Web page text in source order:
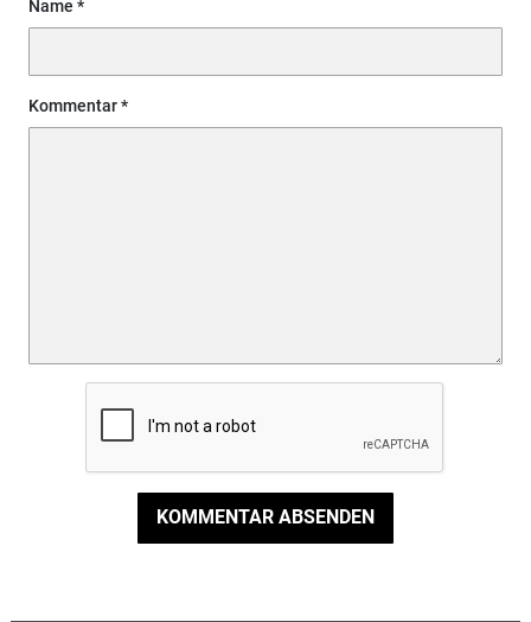
Name
Kommentar
KOMMENTAR ABSENDEN